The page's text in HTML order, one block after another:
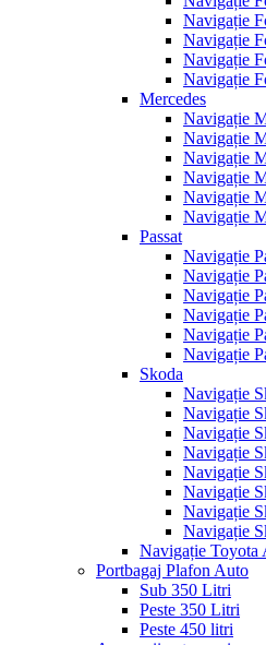
Navigație
Navigație
Navigație
Navigație
Mercedes
Navigație
Navigație
Navigație
Navigație
Navigație
Navigație
Passat
Navigație
Navigație
Navigație
Navigație
Navigație
Navigație
Skoda
Navigație
Navigație
Navigație
Navigație
Navigație
Navigație
Navigație
Navigație
Navigație Toyota
Portbagaj Plafon Auto
Sub 350 Litri
Peste 350 Litri
Peste 450 litri